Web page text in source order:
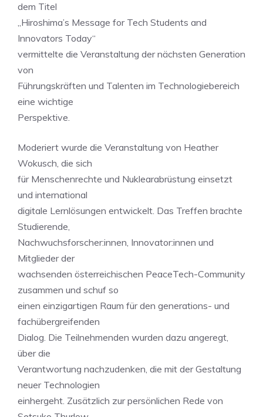
dem Titel
„Hiroshima’s Message for Tech Students and
Innovators Today“
vermittelte die Veranstaltung der nächsten Generation
von
Führungskräften und Talenten im Technologiebereich
eine wichtige
Perspektive.
Moderiert wurde die Veranstaltung von Heather
Wokusch, die sich
für Menschenrechte und Nuklearabrüstung einsetzt
und international
digitale Lernlösungen entwickelt. Das Treffen brachte
Studierende,
Nachwuchsforscher:innen, Innovator:innen und
Mitglieder der
wachsenden österreichischen PeaceTech-Community
zusammen und schuf so
einen einzigartigen Raum für den generations- und
fachübergreifenden
Dialog. Die Teilnehmenden wurden dazu angeregt,
über die
Verantwortung nachzudenken, die mit der Gestaltung
neuer Technologien
einhergeht. Zusätzlich zur persönlichen Rede von